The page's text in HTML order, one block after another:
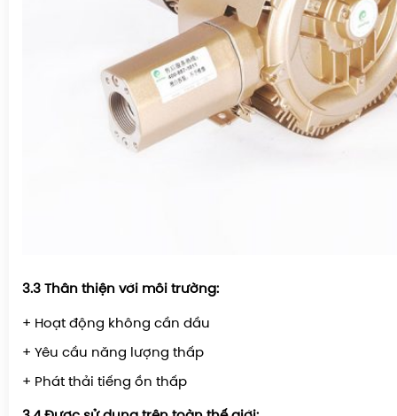
3.3 Thân thiện với môi trường:
+ Hoạt động không cần dầu
+ Yêu cầu năng lượng thấp
+ Phát thải tiếng ồn thấp